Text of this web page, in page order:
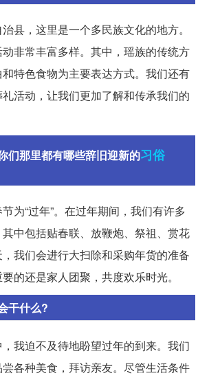
县，这里是一个多民族文化的地方。
非常丰富多样。其中，瑶族的传统方
特色食物为主要表达方式。我们还有
活动，让我们更加了解和传承我们的
们那里都有哪些辞旧迎新的习俗
为“过年”。在过年期间，我们有许多
中包括贴春联、放鞭炮、祭祖、赏花
我们会进行大扫除和采购年货的准备
的还是家人团聚，共度欢乐时光。
干什么?
我迫不及待地盼望过年的到来。我们
各种美食，拜访亲友。尽管生活条件